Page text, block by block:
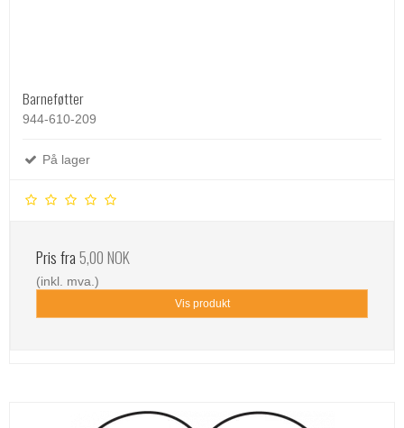
Barneføtter
944-610-209
På lager
Pris fra5,00 NOK
(inkl. mva.)
Vis produkt